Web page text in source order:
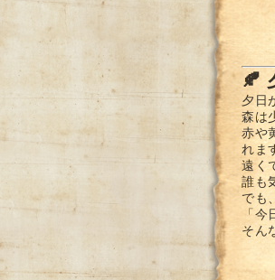
🍂
夕日
森は
赤や
れま
遠く
誰も
でも
「今
そん